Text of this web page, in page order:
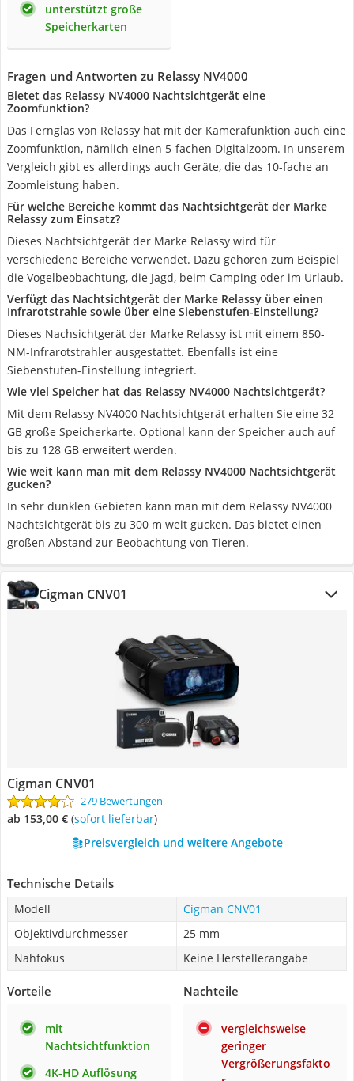
unterstützt große
Speicherkarten
Fragen und Antworten zu Relassy NV4000
Bietet das Relassy NV4000 Nachtsichtgerät eine
Zoomfunktion?
Das Fernglas von Relassy hat mit der Kamerafunktion auch eine
Zoomfunktion, nämlich einen 5-fachen Digitalzoom. In unserem
Vergleich gibt es allerdings auch Geräte, die das 10-fache an
Zoomleistung haben.
Für welche Bereiche kommt das Nachtsichtgerät der Marke
Relassy zum Einsatz?
Dieses Nachtsichtgerät der Marke Relassy wird für
verschiedene Bereiche verwendet. Dazu gehören zum Beispiel
die Vogelbeobachtung, die Jagd, beim Camping oder im Urlaub.
Verfügt das Nachtsichtgerät der Marke Relassy über einen
Infrarotstrahle sowie über eine Siebenstufen-Einstellung?
Dieses Nachsichtgerät der Marke Relassy ist mit einem 850-
NM-Infrarotstrahler ausgestattet. Ebenfalls ist eine
Siebenstufen-Einstellung integriert.
Wie viel Speicher hat das Relassy NV4000 Nachtsichtgerät?
Mit dem Relassy NV4000 Nachtsichtgerät erhalten Sie eine 32
GB große Speicherkarte. Optional kann der Speicher auch auf
bis zu 128 GB erweitert werden.
Wie weit kann man mit dem Relassy NV4000 Nachtsichtgerät
gucken?
In sehr dunklen Gebieten kann man mit dem Relassy NV4000
Nachtsichtgerät bis zu 300 m weit gucken. Das bietet einen
großen Abstand zur Beobachtung von Tieren.
Cigman CNV01
Cigman CNV01
279 Bewertungen
ab 153,00 € ( Sofort lieferbar)
Preisvergleich und weitere Angebote
Technische Details
Modell
Cigman CNV01
Objektivdurchmesser
25 mm
Nahfokus
Keine Herstellerangabe
Vorteile
mit
Nachtsichtfunktion
4K-HD Auflösung
Nachteile
vergleichsweise
geringer
Vergrößerungsfakto